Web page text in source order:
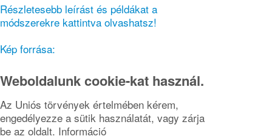
Részletesebb leírást és példákat a
módszerekre kattintva olvashatsz!
Kép forrása:
Weboldalunk cookie-kat használ.
Az Uniós törvények értelmében kérem,
engedélyezze a sütik használatát, vagy zárja
be az oldalt. Információ